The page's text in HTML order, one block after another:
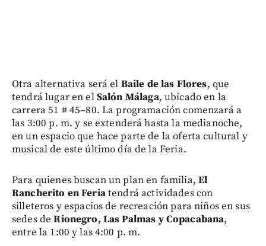
Otra alternativa será el Baile de las Flores, que
tendrá lugar en elSalón Málaga, ubicado en la
carrera 51 # 45–80. La programación comenzará a
las 3:00 p. m. y se extenderá hasta la medianoche,
en un espacio que hace parte de la oferta cultural y
musical de este último día de la Feria.
Para quienes buscan un plan en familia, El
Rancherito en Feriatendrá actividades con
silleteros y espacios de recreación para niños en sus
sedes deRionegro, Las Palmas y Copacabana,
entre la 1:00 y las 4:00 p. m.